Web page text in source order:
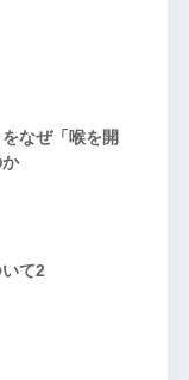
なぜ「喉を開
て2